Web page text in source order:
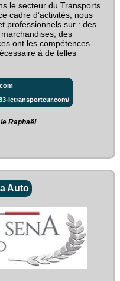
le secteur du Transports
cadre d’activités, nous
professionnels sur : des
des
ont les compétences
à de telles
letransporteur.com/
Raphaël‎
Auto